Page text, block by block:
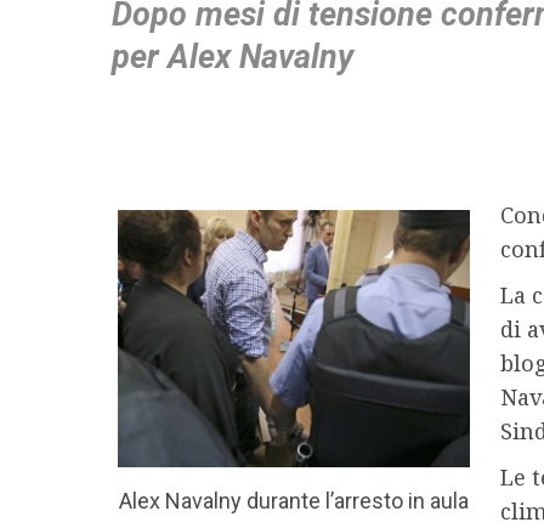
Dopo mesi di tensione
per Alex Navalny
Alex Navalny durante l’arresto in aula
La
di
Le